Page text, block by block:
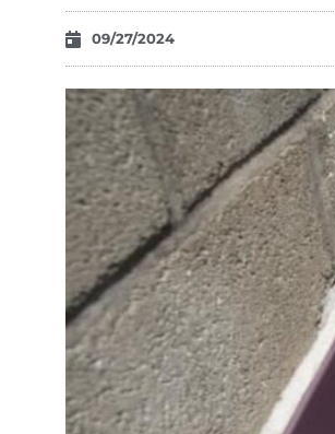
09/27/2024